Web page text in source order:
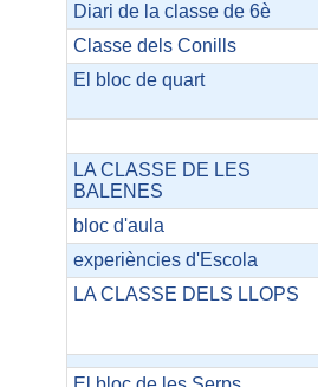
Diari de la classe de 6è
Classe dels Conills
El bloc de quart
LA CLASSE DE LES
BALENES
bloc d'aula
experiències d'Escola
LA CLASSE DELS LLOPS